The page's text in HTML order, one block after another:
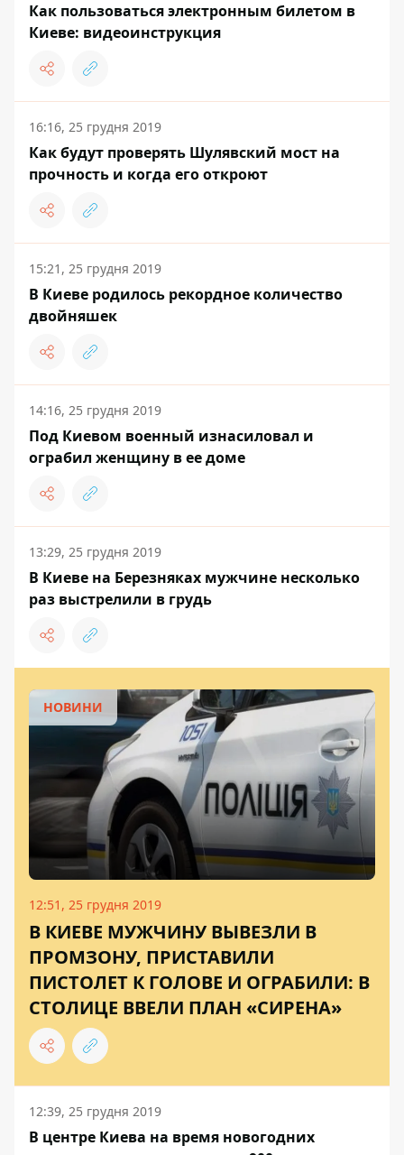
Как пользоваться электронным билетом в
Киеве: видеоинструкция
16:16, 25 грудня 2019
Как будут проверять Шулявский мост на
прочность и когда его откроют
15:21, 25 грудня 2019
В Киеве родилось рекордное количество
двойняшек
14:16, 25 грудня 2019
Под Киевом военный изнасиловал и
ограбил женщину в ее доме
13:29, 25 грудня 2019
В Киеве на Березняках мужчине несколько
раз выстрелили в грудь
НОВИНИ
12:51, 25 грудня 2019
В КИЕВЕ МУЖЧИНУ ВЫВЕЗЛИ В
ПРОМЗОНУ, ПРИСТАВИЛИ
ПИСТОЛЕТ К ГОЛОВЕ И ОГРАБИЛИ: В
СТОЛИЦЕ ВВЕЛИ ПЛАН «СИРЕНА»
12:39, 25 грудня 2019
В центре Киева на время новогодних